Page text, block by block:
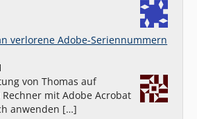
verlorene Adobe-Seriennummern
von Thomas auf
mit Adobe Acrobat
anwenden […]